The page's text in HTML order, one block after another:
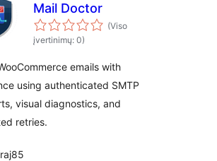
Mail Doctor
(Viso
įvertinimų: 0)
emails with
using authenticated SMTP
visual diagnostics, and
retries.